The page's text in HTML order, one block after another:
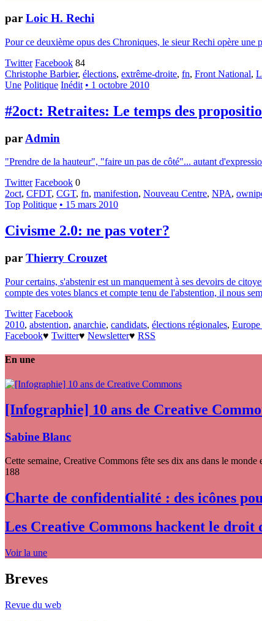
par Loic H. Rechi
Pour ce deuxième opus des Chroniques, le sieur Rechi opère
Twitter Facebook 84
Christophe Barbier, élections, extrême-droite, fn, Front National,
Une Politique Inédit • 1 octobre 2010
#2oct: Retraites: Le temps des
par Admin
"Prendre de la hauteur", "faire un pas de côté"... autant
Twitter Facebook 0
2oct, CFDT, CGT, fn, manifestion, Nouveau Centre, NPA,
Top Politique • 15 mars 2010
Civisme 2.0: ne pas voter?
par Thierry Crouzet
Pour certains, s'abstenir est un manquement à ses devoirs de
compte des votes blancs et compte tenu de l'abstention, il nous
Twitter Facebook
2010, abstention, anarchie, candidats, élections régionales,
Facebook♥ Twitter♥ Newsletter♥ RSS
En une
[Infographie] 10 ans de Creative
Sabine Blanc
Cette semaine, Creative Commons fête ses dix ans dans le
188
Charte de confidentialité : des icônes
Les Creative Commons hackent le droit
Voir la une
Breves
Revue du web